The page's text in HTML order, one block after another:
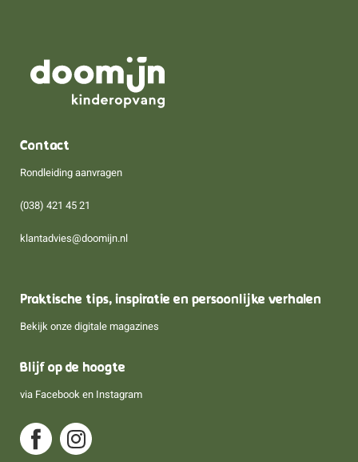
Contact
Rondleiding aanvragen
(038) 421 45 21
klantadvies@doomijn.nl
Praktische tips, inspiratie en persoonlijke verhalen
Bekijk onze digitale magazines
Blijf op de hoogte
via Facebook en Instagram